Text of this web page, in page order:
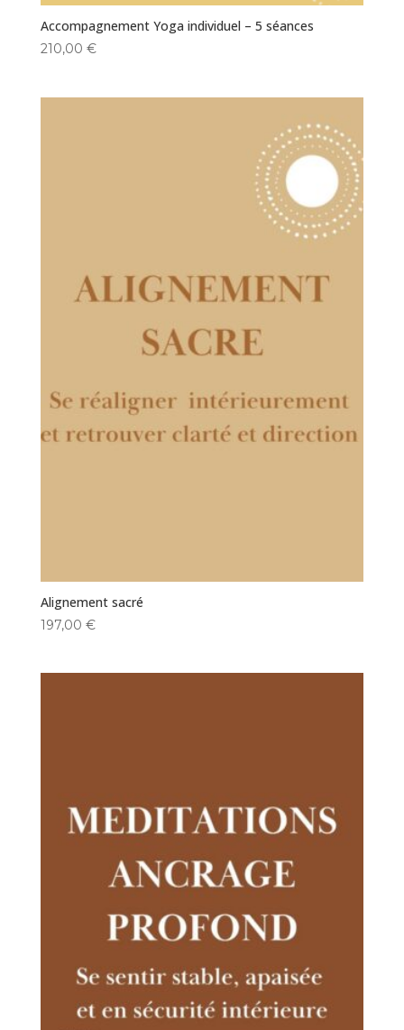
Accompagnement Yoga individuel – 5 séances
210,00 €
Alignement sacré
197,00 €